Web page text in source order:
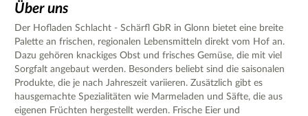
Über uns
Der Hofladen Schlacht - Schärfl GbR in Glonn bietet eine breite
Palette an frischen, regionalen Lebensmitteln direkt vom Hof an.
Dazu gehören knackiges Obst und frisches Gemüse, die mit viel
Sorgfalt angebaut werden. Besonders beliebt sind die saisonalen
Produkte, die je nach Jahreszeit variieren. Zusätzlich gibt es
hausgemachte Spezialitäten wie Marmeladen und Säfte, die aus
eigenen Früchten hergestellt werden. Frische Eier und